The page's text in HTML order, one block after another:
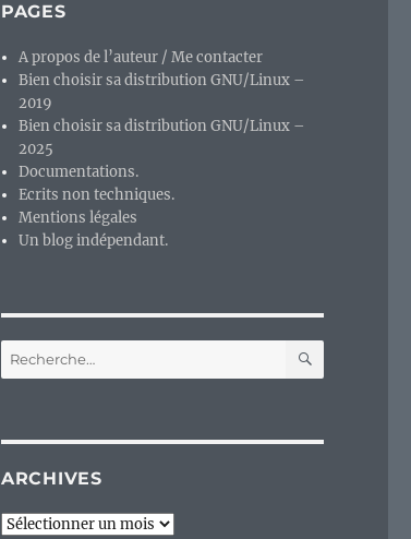
PAGES
A propos de l’auteur / Me contacter
Bien choisir sa distribution GNU/Linux –
2019
Bien choisir sa distribution GNU/Linux –
2025
Documentations.
Ecrits non techniques.
Mentions légales
Un blog indépendant.
Recherche
pour :
ARCHIVES
Archives